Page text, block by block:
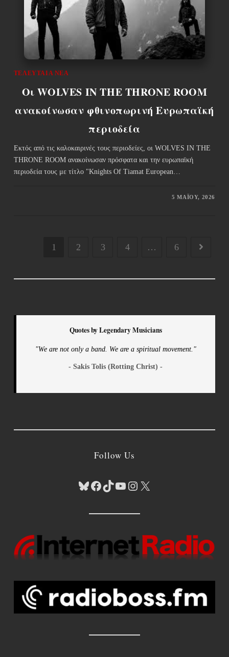
ΤΕΛΕΥΤΑΊΑ ΝΈΑ
Οι WOLVES IN THE THRONE ROOM
ανακοίνωσαν φθινοπωρινή Ευρωπαϊκή
περιοδεία
Εκτός από τις καλοκαιρινές τους περιοδείες, οι WOLVES IN THE
THRONE ROOM ανακοίνωσαν πρόσφατα και την ευρωπαϊκή
περιοδεία τους με τίτλο "Knights Of Tiamat European…
5 ΜΑΪ́ΟΥ, 2026
1 2 3 4 … 6
Quotes by Legendary Musicians
"We are not only a band. We are a spiritual movement."
- Sakis Tolis (Rotting Christ) -
Follow Us